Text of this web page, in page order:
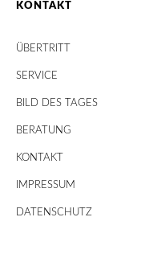
KONTAKT
ÜBERTRITT
SERVICE
BILD DES TAGES
BERATUNG
KONTAKT
IMPRESSUM
DATENSCHUTZ